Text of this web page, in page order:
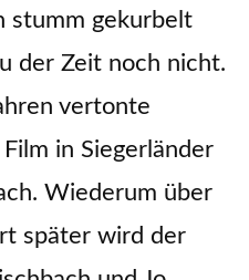
stumm gekurbelt
der Zeit noch nicht.
vertonte
in Siegerländer
Wiederum über
später wird der